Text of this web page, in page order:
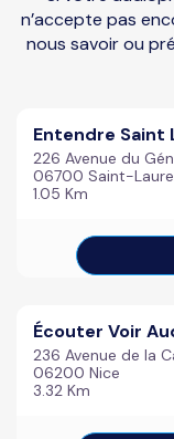
n’accepte pas
nous savoir ou
Entendre Saint
226 Avenue du
06700 Saint-
1.05 Km
Écouter Voir
236 Avenue de la
06200 Nice
3.32 Km